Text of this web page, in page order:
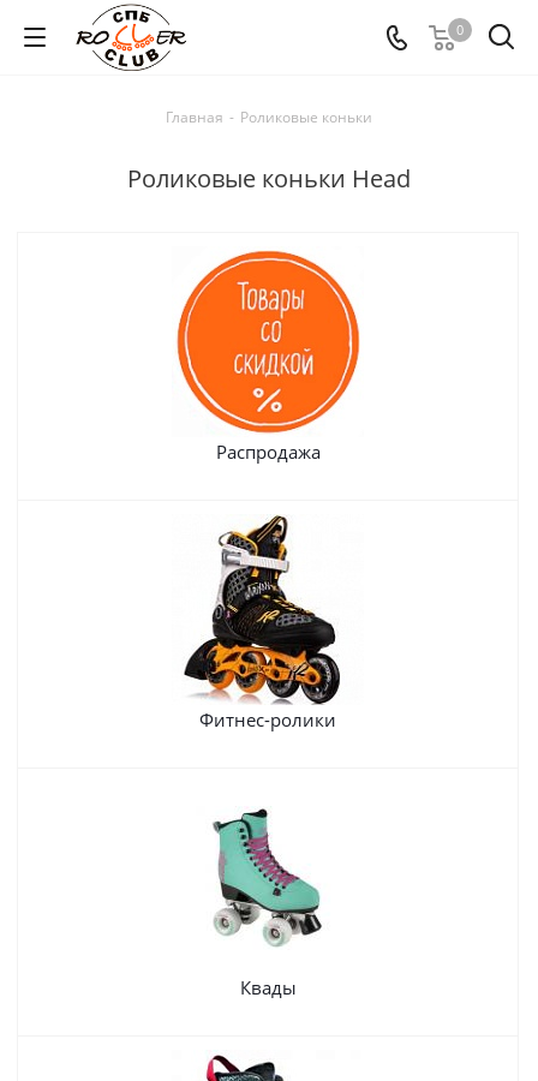
0
Главная - Роликовые коньки
Роликовые коньки Head
Распродажа
Фитнес-ролики
Квады